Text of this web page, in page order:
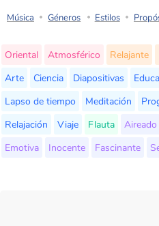
Música Géneros Estilos
Oriental Atmosférico Relajante
Arte
Ciencia Diapositivas
Lapso de tiempo
Meditación
Relajación
Viaje Flauta Aireado
Emotiva
Inocente Fascinante